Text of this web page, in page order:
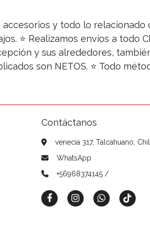
accesorios y todo lo relacionado
⭐ Realizamos envíos a todo
y sus alrededores,
son NETOS. ⭐ Todo
Contáctanos
venecia 317, Talcahuano,
WhatsApp
+56968374145 /